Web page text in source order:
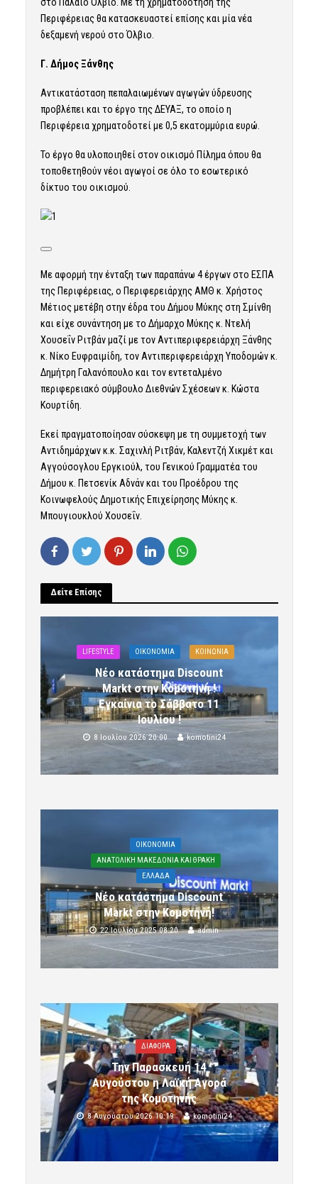
Περιφέρειας θα κατασκευαστεί επίσης και μία νέα
δεξαμενή νερού στο Όλβιο.
Γ. Δήμος Ξάνθης
Αντικατάσταση πεπαλαιωμένων αγωγών ύδρευσης
προβλέπει και το έργο της ΔΕΥΑΞ, το οποίο η
Περιφέρεια χρηματοδοτεί με 0,5 εκατομμύρια ευρώ.
Το έργο θα υλοποιηθεί στον οικισμό Πίλημα όπου θα
τοποθετηθούν νέοι αγωγοί σε όλο το εσωτερικό
δίκτυο του οικισμού.
Με αφορμή την ένταξη των παραπάνω 4 έργων στο ΕΣΠΑ
της Περιφέρειας, ο Περιφερειάρχης ΑΜΘ κ. Χρήστος
Μέτιος μετέβη στην έδρα του Δήμου Μύκης στη Σμίνθη
και είχε συνάντηση με το Δήμαρχο Μύκης κ. Ντελή
Χουσεΐν Ριτβάν μαζί με τον Αντιπεριφερειάρχη Ξάνθης
κ. Νίκο Ευφραιμίδη, τον Αντιπεριφερειάρχη Υποδομών κ.
Δημήτρη Γαλανόπουλο και τον εντεταλμένο
περιφερειακό σύμβουλο Διεθνών Σχέσεων κ. Κώστα
Κουρτίδη.
Εκεί πραγματοποίησαν σύσκεψη με τη συμμετοχή των
Αντιδημάρχων κ.κ. Σαχινλή Ριτβάν, Καλεντζή Χικμέτ και
Αγγούσογλου Εργκιούλ, του Γενικού Γραμματέα του
Δήμου κ. Πετσενίκ Αδνάν και του Προέδρου της
Κοινωφελούς Δημοτικής Επιχείρησης Μύκης κ.
Μπουγιουκλού Χουσεΐν.
Δείτε Επίσης
LIFESTYLE OIKONOMIA ΚΟΙΝΩΝΙΑ
Νέο κατάστημα Discount
Markt στην Κομοτηνή !
Εγκαίνια το Σάββατο 11
Ιουλίου !
8 Ιουλίου 2026 20:00 komotini24
OIKONOMIA
ΑΝΑΤΟΛΙΚΗ ΜΑΚΕΔΟΝΙΑ ΚΑΙ ΘΡΑΚΗ
ΕΛΛΑΔΑ
Νέο κατάστημα Discount
Markt στην Κομοτηνή!
22 Ιουλίου 2025 08:20 admin
ΔΙΑΦΟΡΑ
Την Παρασκευή 14
Αυγούστου η Λαϊκή Αγορά
της Κομοτηνής
8 Αυγούστου 2026 10:19 komotini24